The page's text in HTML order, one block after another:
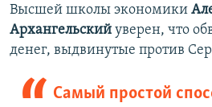
Высшей школы экономики
Архангельский уверен, что
денег, выдвинутые против
Самый простой